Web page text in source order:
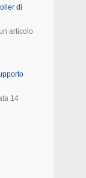
di
articolo
14